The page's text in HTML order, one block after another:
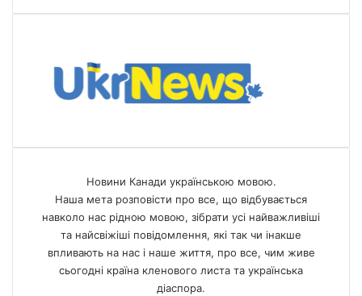
Новини Канади українською мовою.
Наша мета розповісти про все, що відбувається
навколо нас рідною мовою, зібрати усі найважливіші
та найсвіжіші повідомлення, які так чи інакше
впливають на нас і наше життя, про все, чим живе
сьогодні країна кленового листа та українська
діаспора.